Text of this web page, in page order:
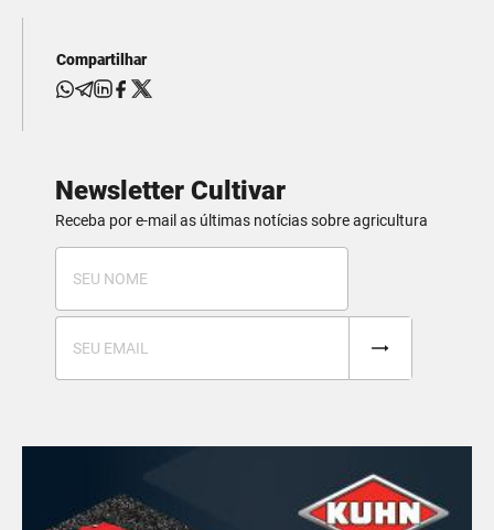
Compartilhar
Newsletter Cultivar
Receba por e-mail as últimas notícias sobre agricultura